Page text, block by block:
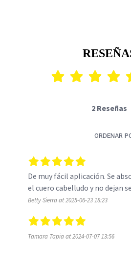
2 Reseñas
ORDENAR
De muy fácil aplicación. Se
Betty Sierra at 2025-06-23 18:23
Tamara Tapia at 2024-07-07 13:56